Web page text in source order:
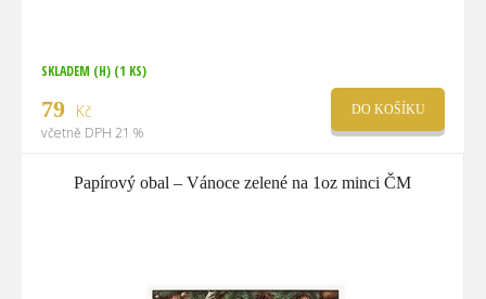
SKLADEM (H) (1 KS)
79 Kč
včetně DPH 21 %
DO KOŠÍKU
Papírový obal – Vánoce zelené na 1oz minci ČM